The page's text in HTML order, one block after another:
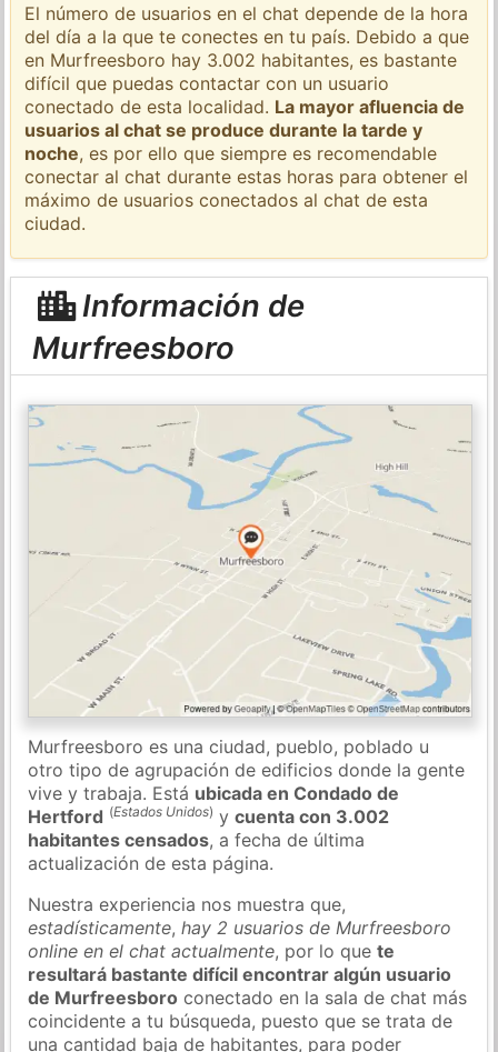
El número de usuarios en el chat depende de la hora
del día a la que te conectes en tu país. Debido a que
en Murfreesboro hay 3.002 habitantes, es bastante
difícil que puedas contactar con un usuario
conectado de esta localidad. La mayor afluencia de
usuarios al chat se produce durante la tarde y
noche, es por ello que siempre es recomendable
conectar al chat durante estas horas para obtener el
máximo de usuarios conectados al chat de esta
ciudad.
Información de
Murfreesboro
Murfreesboro es una ciudad, pueblo, poblado u
otro tipo de agrupación de edificios donde la gente
vive y trabaja. Está ubicada en Condado de
Hertford (Estados Unidos) ycuenta con 3.002
habitantes censados, a fecha de última
actualización de esta página.
Nuestra experiencia nos muestra que,
estadísticamente,hay 2 usuarios de Murfreesboro
online en el chat actualmente, por lo quete
resultará bastante difícil encontrar algún usuario
de Murfreesboro conectado en la sala de chat más
coincidente a tu búsqueda, puesto que se trata de
una cantidad baja de habitantes, para poder